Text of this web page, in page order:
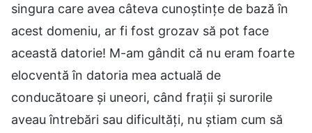
singura care avea câteva cunoștințe de bază în
acest domeniu, ar fi fost grozav să pot face
această datorie! M-am gândit că nu eram foarte
elocventă în datoria mea actuală de
conducătoare și uneori, când frații și surorile
aveau întrebări sau dificultăți, nu știam cum să